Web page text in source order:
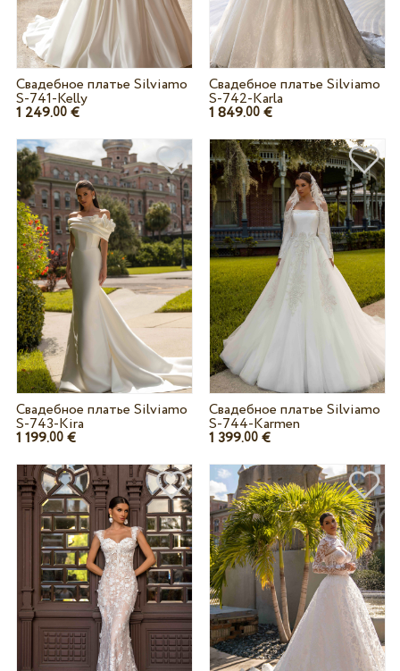
Свадебное платье Silviamo
S-741-Kelly
1 249.00€
Свадебное платье Silviamo
S-742-Karla
1 849.00 €
Свадебное платье Silviamo
S-743-Kira
1 199.00€
Свадебное платье Silviamo
S-744-Karmen
1 399.00 €